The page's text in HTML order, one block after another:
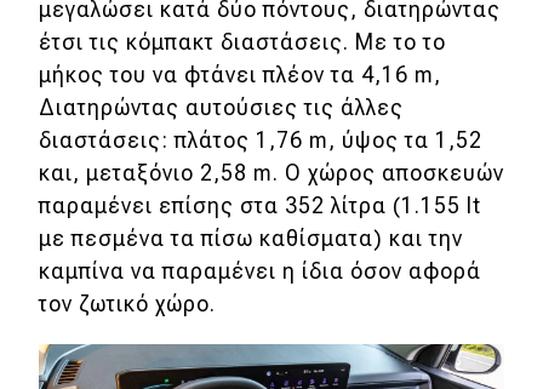
μεγαλώσει κατά δύο πόντους, διατηρώντας
έτσι τις κόμπακτ διαστάσεις. Με το το
μήκος του να φτάνει πλέον τα 4,16 m,
Διατηρώντας αυτούσιες τις άλλες
διαστάσεις: πλάτος 1,76 m, ύψος τα 1,52
και, μεταξόνιο 2,58 m. Ο χώρος αποσκευών
παραμένει επίσης στα 352 λίτρα (1.155 lt
με πεσμένα τα πίσω καθίσματα) και την
καμπίνα να παραμένει η ίδια όσον αφορά
τον ζωτικό χώρο.